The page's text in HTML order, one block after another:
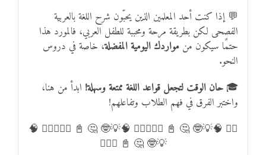
💬 إذا كنت أحد المعلمين الذين يحبّون شرح اللغة بالعربية
الفصحى لكن بطريقة مرحة ومحببة للطفل العربي، فالمورد هذا
حتمًا سيكون من مواردك اليومية المفضلة، خاصة في دروس
النحو.
🎓 حان الوقت لتجعل قواعد اللغة ممتعة وسهلة! ابدأ من هنا،
واختبر الفرق في فهم الطلاب وتفاعلهم!
✍🏻 🧠💡🤓 🤔 📓 ✍🏻💡✍🏻 🧠💡🤓 🤔 📓 ✍🏻💡✍🏻 🧠
💡🤓 🤔 📓 ✍🏻💡